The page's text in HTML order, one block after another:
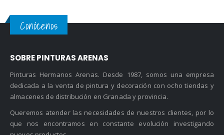
Conócenos
SOBRE PINTURAS ARENAS
Pinturas Hermanos Arenas. Desde 1987, somos una empresa
dedicada a la venta de pintura y decoración con ocho tiendas y
almacenes de distribución en Granada y provincia.
Queremos atender las necesidades de nuestros clientes, por lo
que nos encontramos en constante evolución investigando